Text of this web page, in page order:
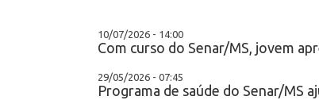
10/07/2026 - 14:00
Com curso do Senar/MS, jovem
29/05/2026 - 07:45
Programa de saúde do Senar/MS